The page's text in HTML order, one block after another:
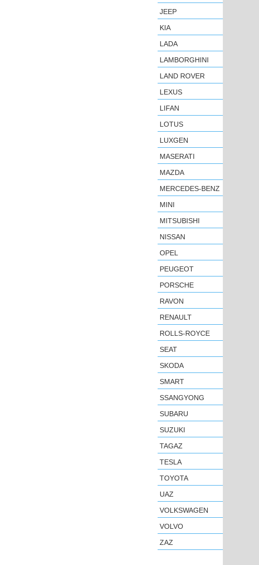
JEEP
KIA
LADA
LAMBORGHINI
LAND ROVER
LEXUS
LIFAN
LOTUS
LUXGEN
MASERATI
MAZDA
MERCEDES-BENZ
MINI
MITSUBISHI
NISSAN
OPEL
PEUGEOT
PORSCHE
RAVON
RENAULT
ROLLS-ROYCE
SEAT
SKODA
SMART
SSANGYONG
SUBARU
SUZUKI
TAGAZ
TESLA
TOYOTA
UAZ
VOLKSWAGEN
VOLVO
ZAZ